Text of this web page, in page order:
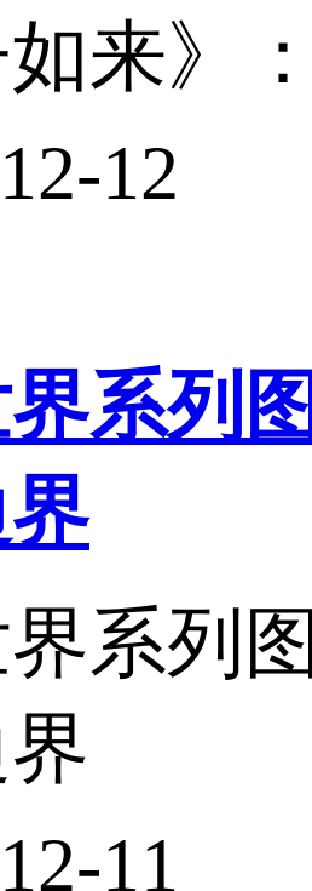
如来》
12
系列
系列
11